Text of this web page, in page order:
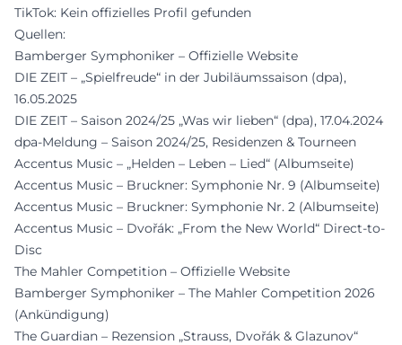
TikTok: Kein offizielles Profil gefunden
Quellen:
Bamberger Symphoniker – Offizielle Website
DIE ZEIT – „Spielfreude“ in der Jubiläumssaison (dpa),
16.05.2025
DIE ZEIT – Saison 2024/25 „Was wir lieben“ (dpa), 17.04.2024
dpa-Meldung – Saison 2024/25, Residenzen & Tourneen
Accentus Music – „Helden – Leben – Lied“ (Albumseite)
Accentus Music – Bruckner: Symphonie Nr. 9 (Albumseite)
Accentus Music – Bruckner: Symphonie Nr. 2 (Albumseite)
Accentus Music – Dvořák: „From the New World“ Direct-to-
Disc
The Mahler Competition – Offizielle Website
Bamberger Symphoniker – The Mahler Competition 2026
(Ankündigung)
The Guardian – Rezension „Strauss, Dvořák & Glazunov“